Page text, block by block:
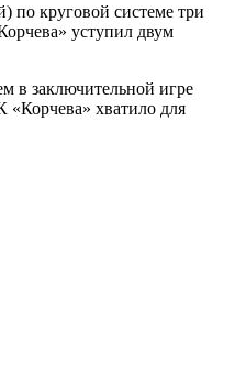
по круговой системе три
уступил двум
в заключительной игре
хватило для